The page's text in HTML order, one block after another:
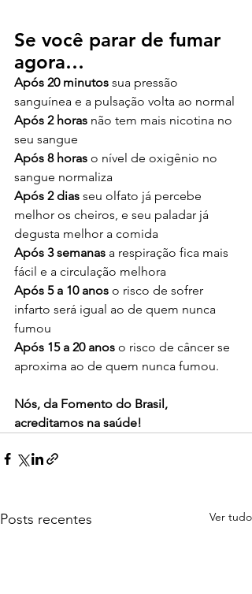
Se você parar de fumar
agora…
Após 20 minutos sua pressão
sanguínea e a pulsação volta ao normal
Após 2 horas não tem mais nicotina no
seu sangue
Após 8 horas o nível de oxigênio no
sangue normaliza
Após 2 dias seu olfato já percebe
melhor os cheiros, e seu paladar já
degusta melhor a comida
Após 3 semanas a respiração fica mais
fácil e a circulação melhora
Após 5 a 10 anos o risco de sofrer
infarto será igual ao de quem nunca
fumou
Após 15 a 20 anos o risco de câncer se
aproxima ao de quem nunca fumou.
Nós, da Fomento do Brasil,
acreditamos na saúde!
Posts recentes Ver tudo